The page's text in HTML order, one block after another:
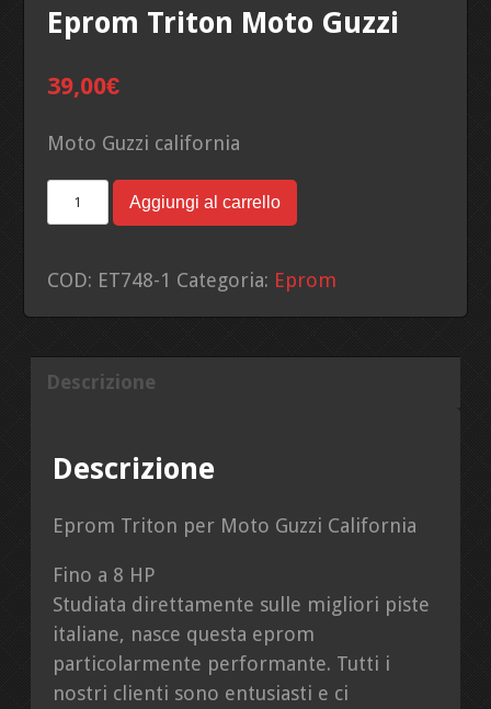
Eprom Triton Moto Guzzi
39,00€
Moto Guzzi california
Eprom
Triton
Guzzi
quantità
Aggiungi al carrello
COD: ET748-1 Categoria: Eprom
Descrizione
Descrizione
Eprom Triton per Moto Guzzi California
Fino a 8 HP
Studiata direttamente sulle migliori piste
italiane, nasce questa eprom
particolarmente performante. Tutti i
nostri clienti sono entusiasti e ci